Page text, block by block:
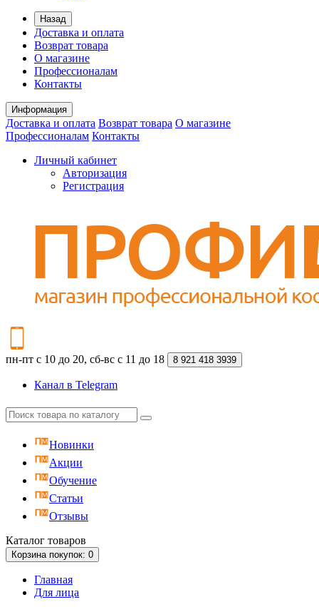
Назад
Доставка и оплата
Возврат товара
О магазине
Профессионалам
Контакты
Информация
Доставка и оплата Возврат товара О магазине
Профессионалам Контакты
Личный кабинет
Авторизация
Регистрация
пн-пт с 10 до 20, сб-вс с 11 до 18 8 921 418 3939
Канал в Telegram
Новинки
Акции
Обучение
Статьи
Отзывы
Каталог товаров
Корзинапокупок: 0
Главная
Для лица